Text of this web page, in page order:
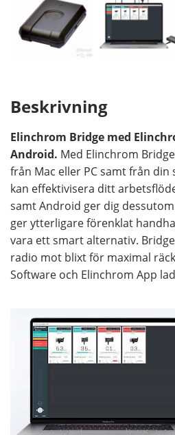
Beskrivning
Elinchrom Bridge med
Android. Med Elinchrom
från Mac eller PC samt från
kan effektivisera ditt
samt Android ger dig
ger ytterligare förenklat
vara ett smart alternativ.
radio mot blixt för maximal
Software och Elinchrom App